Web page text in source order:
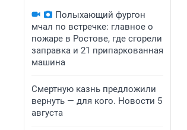
Полыхающий фургон
мчал по встречке: главное о
пожаре в Ростове, где сгорели
заправка и 21 припаркованная
машина
Смертную казнь предложили
вернуть — для кого. Новости 5
августа